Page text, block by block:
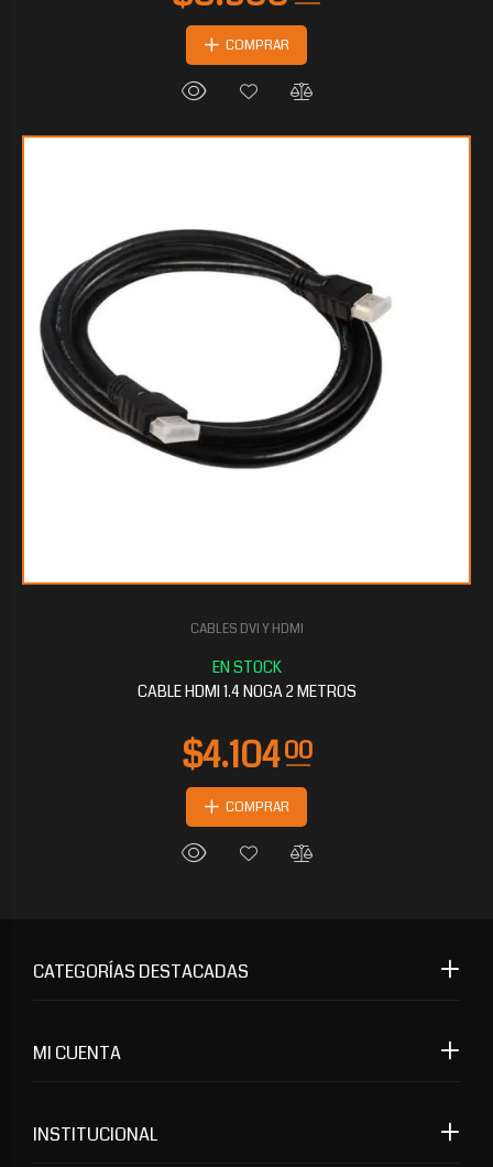
COMPRAR
CABLES DVI Y HDMI
CABLE HDMI 1.4 NOGA 2 METROS
COMPRAR
CATEGORÍAS DESTACADAS
MI CUENTA
INSTITUCIONAL